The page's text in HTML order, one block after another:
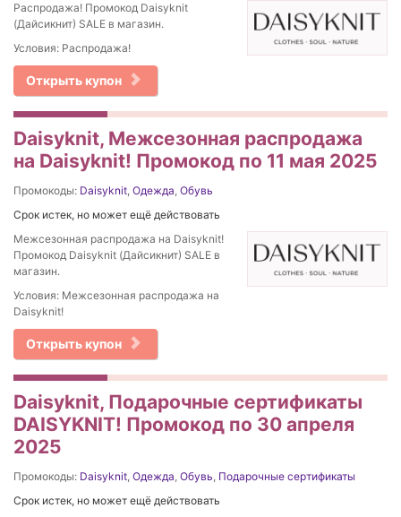
Распродажа! Промокод Daisyknit
(Дайсикнит) SALE в магазин.
Условия: Распродажа!
Открыть купон
Daisyknit, Межсезонная распродажа
на Daisyknit! Промокод по 11 мая 2025
Промокоды: Daisyknit, Одежда, Обувь
Срок истек, но может ещё действовать
Межсезонная распродажа на Daisyknit!
Промокод Daisyknit (Дайсикнит) SALE в
магазин.
Условия: Межсезонная распродажа на
Daisyknit!
Открыть купон
Daisyknit, Подарочные сертификаты
DAISYKNIT! Промокод по 30 апреля
2025
Промокоды: Daisyknit, Одежда, Обувь, Подарочные сертификаты
Срок истек, но может ещё действовать